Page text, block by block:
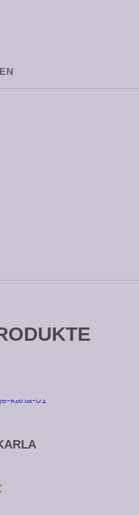
auf der Produktseite gewählt werden